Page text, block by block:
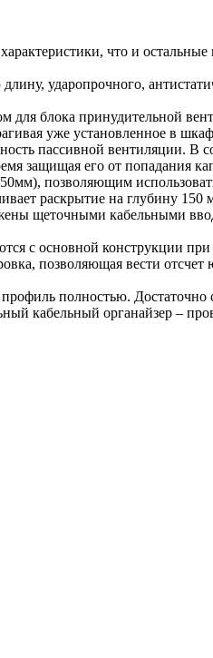
что и
длину, ударопрочного,
блока принудительной
уже установленное в
пассивной вентиляции. В
защищая его от попадания
позволяющим
раскрытие на глубину
щеточными кабельными
с основной конструкции
позволяющая вести
полностью.
кабельный органайзер –